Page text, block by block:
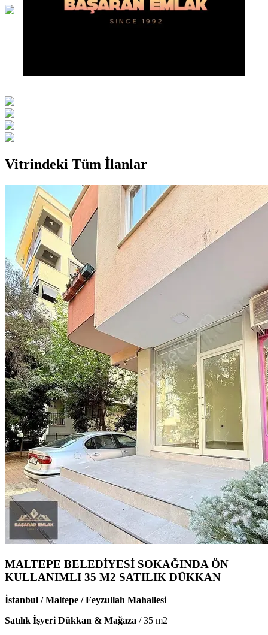
Vitrindeki Tüm İlanlar
MALTEPE BELEDİYESİ SOKAĞINDA ÖN
KULLANIMLI 35 M2 SATILIK DÜKKAN
İstanbul / Maltepe / Feyzullah Mahallesi
Satılık İşyeri Dükkan & Mağaza /35 m2